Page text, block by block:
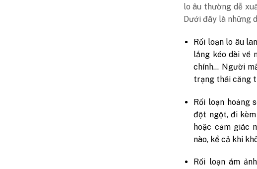
lo âu thường dễ
Dưới đây là những
Rối loạn lo âu
lắng kéo dài về
chính… Người
trạng thái căng
Rối loạn hoảng
đột ngột, đi
hoặc cảm giác
nào, kể cả khi
Rối loạn ám